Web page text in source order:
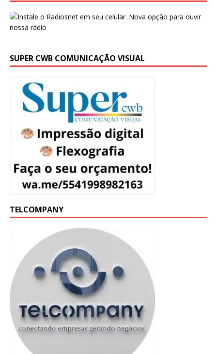
SUPER CWB COMUNICAÇÃO VISUAL
TELCOMPANY